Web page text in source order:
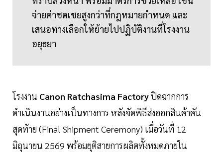
จ่ายค่าชดเชยสูงกว่าที่กฎหมายกำหนด และ
เสนอทางเลือกให้ย้ายไปปฏิบัติงานที่โรงงาน
อยุธยา
โรงงาน Canon Ratchasima Factoryปิดฉากการ
ดำเนินงานอย่างเป็นทางการ หลังจัดพิธีส่งออกสินค้าคัน
สุดท้าย (Final Shipment Ceremony) เมื่อวันที่ 12
มิถุนายน 2569 พร้อมยุติสายการผลิตทั้งหมดภายใน